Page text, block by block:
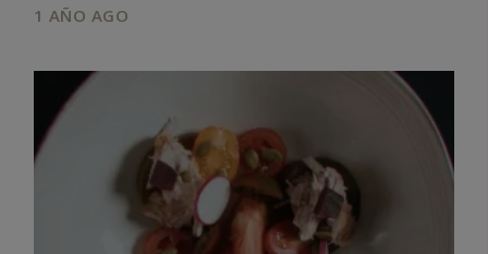
1 AÑO AGO
Image